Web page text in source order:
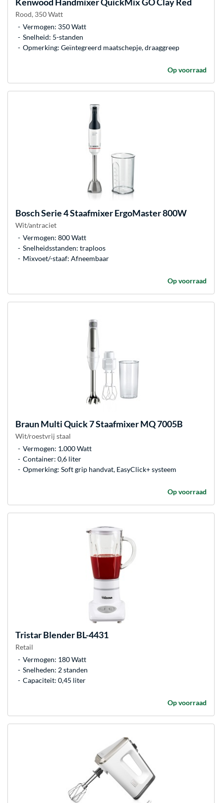
Rood, 350 Watt
Vermogen: 350 Watt
Snelheid: 5-standen
Opmerking: Geïntegreerd maatschepje, draaggreep
Op voorraad
BoschSerie 4 Staafmixer ErgoMaster 800W
Wit/antraciet
Vermogen: 800 Watt
Snelheidsstanden: traploos
Mixvoet/-staaf: Afneembaar
Op voorraad
BraunMulti Quick 7 Staafmixer MQ 7005B
Wit/roestvrij staal
Vermogen: 1.000 Watt
Container: 0,6 liter
Opmerking: Soft grip handvat, EasyClick+ systeem
Op voorraad
TristarBlender BL-4431
Retail
Vermogen: 180 Watt
Snelheden: 2 standen
Capaciteit: 0,45 liter
Op voorraad